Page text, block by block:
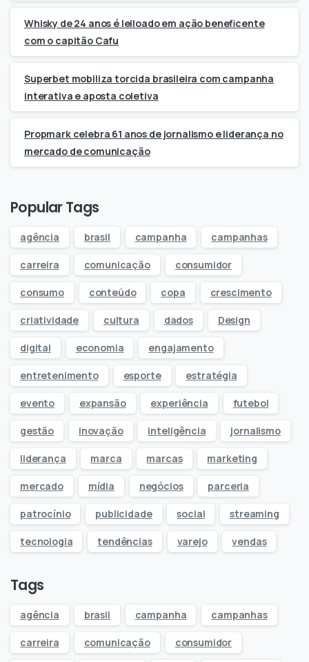
Whisky de 24 anos é leiloado em ação beneficente
com o capitão Cafu
Superbet mobiliza torcida brasileira com campanha
interativa e aposta coletiva
Propmark celebra 61 anos de jornalismo e liderança no
mercado de comunicação
Popular Tags
agência brasil campanha campanhas
carreira comunicação consumidor
consumo conteúdo copa crescimento
criatividade cultura dados Design
digital economia engajamento
entretenimento esporte estratégia
evento expansão experiência futebol
gestão inovação inteligência jornalismo
liderança marca marcas marketing
mercado mídia negócios parceria
patrocínio publicidade social streaming
tecnologia tendências varejo vendas
Tags
agência brasil campanha campanhas
carreira comunicação consumidor